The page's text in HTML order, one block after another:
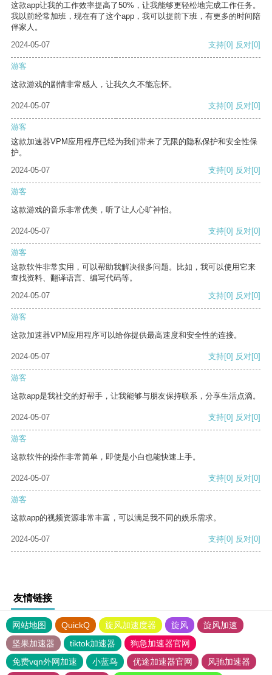
这款app让我的工作效率提高了50%，让我能够更轻松地完成工作任务。
我以前经常加班，现在有了这个app，我可以提前下班，有更多的时间陪
伴家人。
2024-05-07
支持[0] 反对[0]
游客
这款游戏的剧情非常感人，让我久久不能忘怀。
2024-05-07 支持[0] 反对[0]
游客
这款加速器VPM应用程序已经为我们带来了无限的隐私保护和安全性保
护。
2024-05-07
支持[0] 反对[0]
游客
这款游戏的音乐非常优美，听了让人心旷神怡。
2024-05-07 支持[0] 反对[0]
游客
这款软件非常实用，可以帮助我解决很多问题。比如，我可以使用它来
查找资料、翻译语言、编写代码等。
2024-05-07
支持[0] 反对[0]
游客
这款加速器VPM应用程序可以给你提供最高速度和安全性的连接。
2024-05-07 支持[0] 反对[0]
游客
这款app是我社交的好帮手，让我能够与朋友保持联系，分享生活点滴。
2024-05-07 支持[0] 反对[0]
游客
这款软件的操作非常简单，即使是小白也能快速上手。
2024-05-07 支持[0] 反对[0]
游客
这款app的视频资源非常丰富，可以满足我不同的娱乐需求。
2024-05-07 支持[0] 反对[0]
友情链接
网站地图 QuickQ 旋风加速度器 旋风
旋风加速
坚果加速器
tiktok加速器
狗急加速器官网
免费vqn外网加速
小蓝鸟 优途加速器官网 风驰加速器